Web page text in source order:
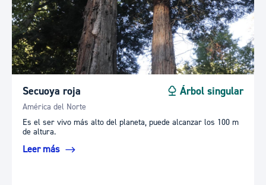
Secuoya roja Árbol singular
América del Norte
Es el ser vivo más alto del planeta, puede alcanzar los 100 m
de altura.
Leer más